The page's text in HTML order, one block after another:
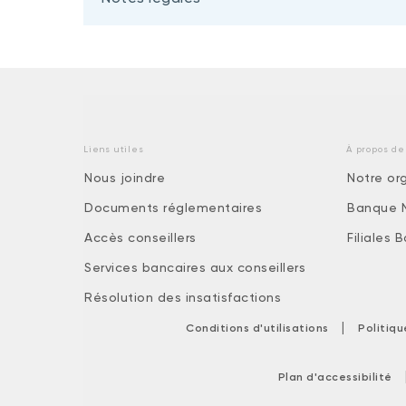
Liens utiles
Nous joindre
Documents réglementaires
Accès conseillers
Services bancaires aux conseillers
Résolution des insatisfactions
À propos de
Notre
Banque
Filiales
Conditions d'utilisations |
Plan d'accessibilité